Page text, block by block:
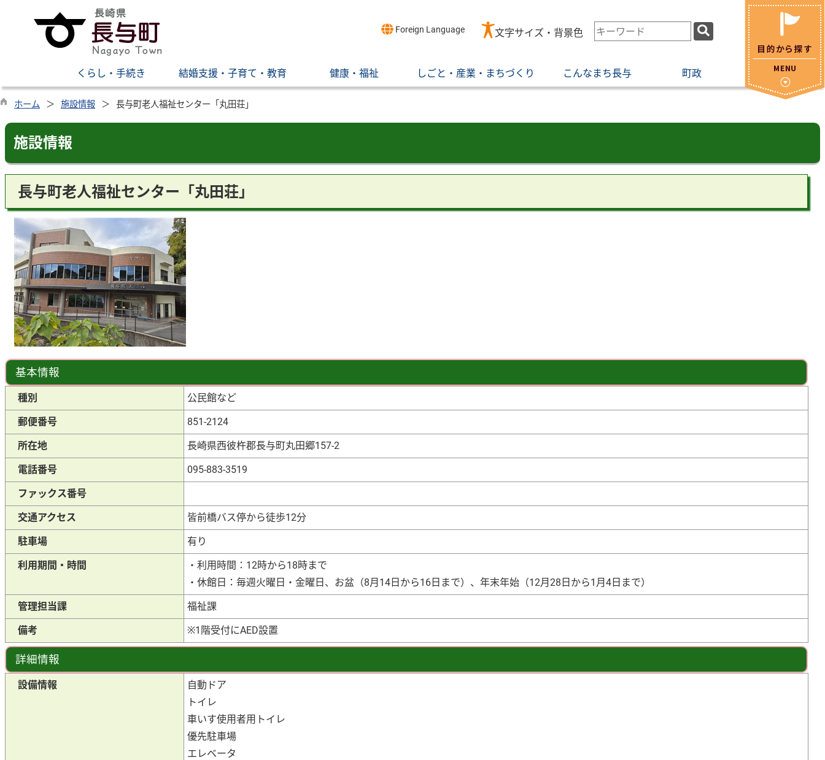
Foreign Language 文字サイズ・背景色
検
索
ー
ワ
くらし・手続き 結婚支援・子育て・教育 健康・福祉 しごと・産業・まちづくり こんなまち長与 町政
ホーム 施設情報 長与町老人福祉センター「丸田荘」
施設情報
長与町老人福祉センター「丸田荘」
基本情報
種別 公民館など
郵便番号 851-2124
所在地 長崎県西彼杵郡長与町丸田郷157-2
電話番号 095-883-3519
ファックス番号
交通アクセス 皆前橋バス停から徒歩12分
駐車場 有り
利用期間・時間
・利用時間：12時から18時まで
・休館日：毎週火曜日・金曜日、お盆（8月14日から16日まで）、年末年始（12月28日から1月4日まで）
管理担当課 福祉課
備考 ※1階受付にAED設置
詳細情報
設備情報
自動ドア
トイレ
車いす使用者用トイレ
優先駐車場
エレベータ